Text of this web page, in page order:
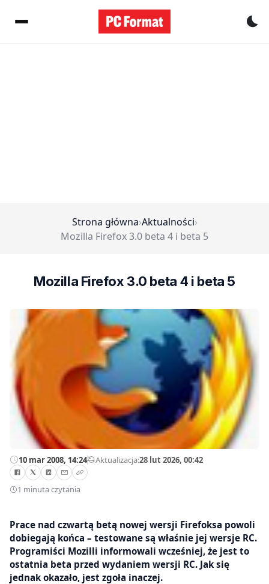
Strona główna›Aktualności›
Mozilla Firefox 3.0 beta 4 i beta 5
Mozilla Firefox 3.0 beta 4 i beta 5
10 mar 2008, 14:24—Aktualizacja:28 lut 2026, 00:42
1 minuta czytania
Prace nad czwartą betą nowej wersji Firefoksa powoli
dobiegają końca – testowane są właśnie jej wersje RC.
Programiści Mozilli informowali wcześniej, że jest to
ostatnia beta przed wydaniem wersji RC. Jak się
jednak okazało, jest zgoła inaczej.